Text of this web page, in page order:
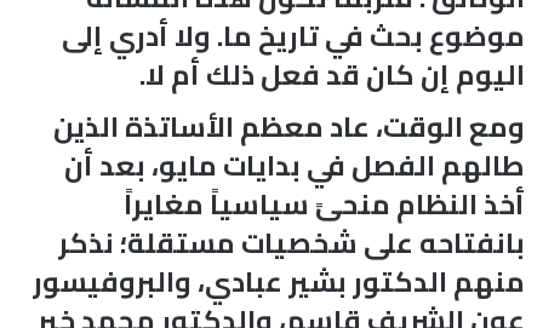
موضوع بحث في تاريخ ما. ولا أدري إلى
اليوم إن كان قد فعل ذلك أم لا.
ومع الوقت، عاد معظم الأساتذة الذين
طالهم الفصل في بدايات مايو، بعد أن
أخذ النظام منحىً سياسياً مغايراً
بانفتاحه على شخصيات مستقلة؛ نذكر
منهم الدكتور بشير عبادي، والبروفيسور